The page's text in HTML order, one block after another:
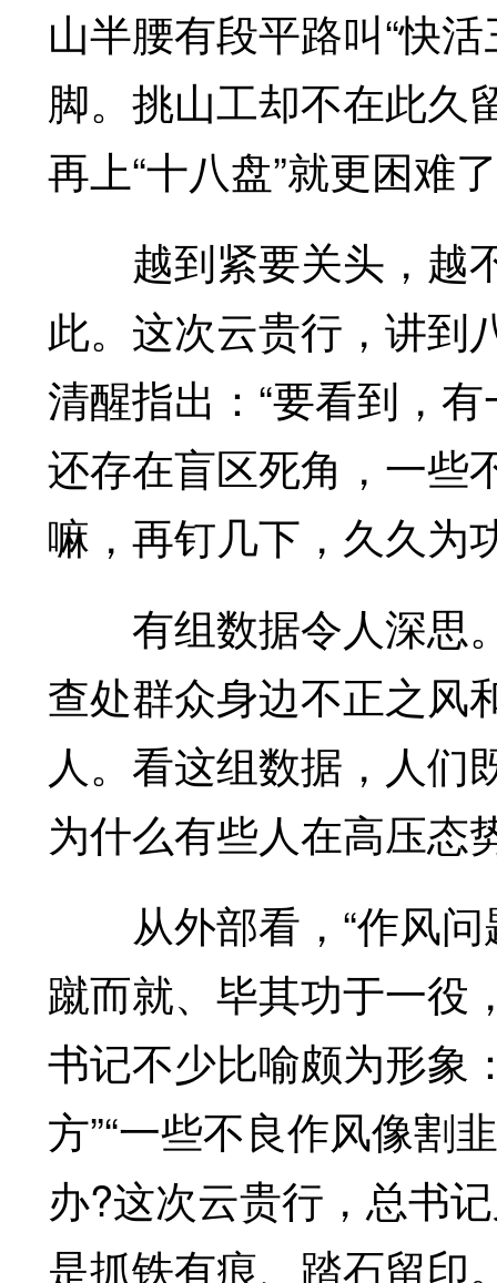
山半腰有段平路叫“快
脚。挑山工却不在此久
再上“十八盘”就更困难
越到紧要关头，越
此。这次云贵行，讲到
清醒指出：“要看到，
还存在盲区死角，一些
嘛，再钉几下，久久为
有组数据令人深思
查处群众身边不正之风
人。看这组数据，人们
为什么有些人在高压态
从外部看，“作风问
蹴而就、毕其功于一役
书记不少比喻颇为形象
方”“一些不良作风像割
办?这次云贵行，总书
是抓铁有痕、踏石留印